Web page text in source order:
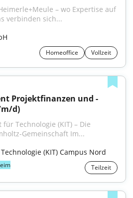
– wo Expertise auf
verbinden sich...
Homeoffice Vollzeit
Projektfinanzen und -
d)
Technologie (KIT) – Die
Gemeinschaft Im...
(KIT) Campus Nord
Teilzeit